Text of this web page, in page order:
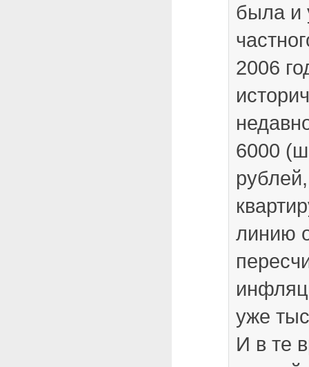
была и
2006
6000
линию
уже
И в те